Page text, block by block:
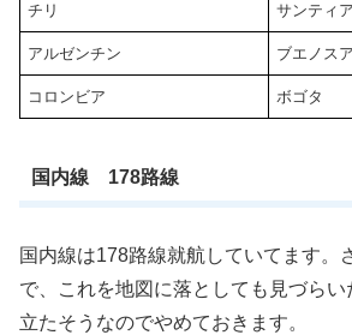
チリ サンティ
アルゼンチン ブエノス
コロンビア ボゴタ
国内線 178路線
国内線は178路線就航していてます。
で、これを地図に落としても見づら
立たそうなのでやめておきます。